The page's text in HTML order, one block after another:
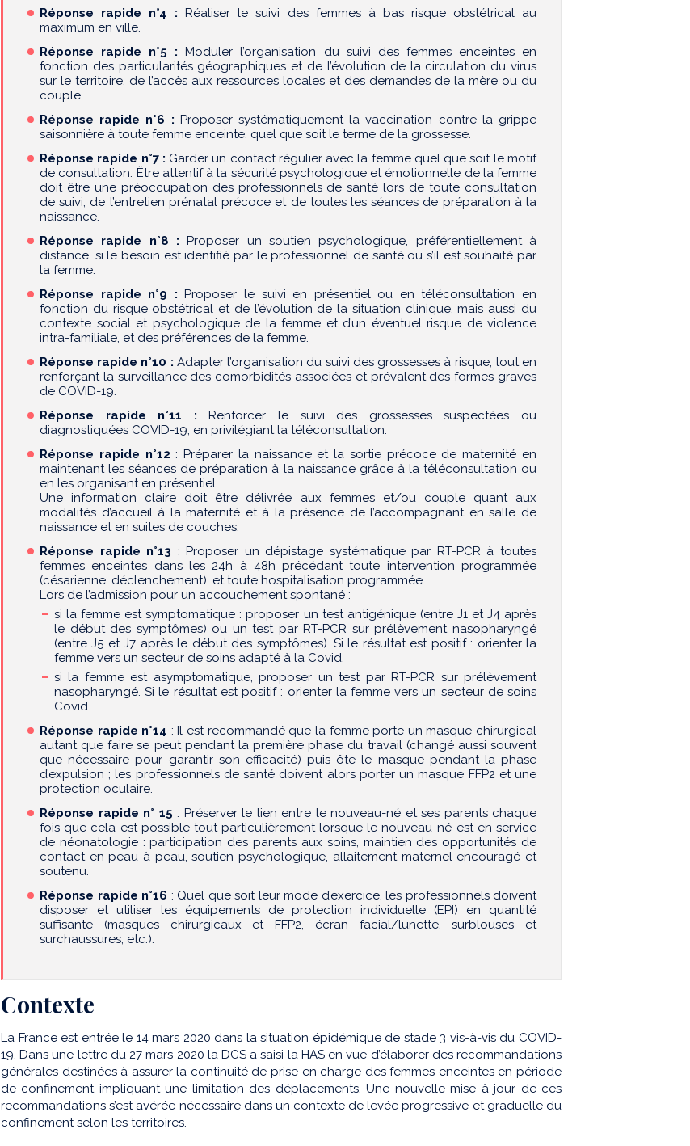
Réponse rapide n°4 :Réaliser le suivi des femmes à bas risque obstétrical au
maximum en ville.
Réponse rapide n°5 : Moduler l’organisation du suivi des femmes enceintes en
fonction des particularités géographiques et de l’évolution de la circulation du virus
sur le territoire, de l’accès aux ressources locales et des demandes de la mère ou du
couple.
Réponse rapide n°6 : Proposer systématiquement la vaccination contre la grippe
saisonnière à toute femme enceinte, quel que soit le terme de la grossesse.
Réponse rapide n°7 : Garder un contact régulier avec la femme quel que soit le motif
de consultation. Être attentif à la sécurité psychologique et émotionnelle de la femme
doit être une préoccupation des professionnels de santé lors de toute consultation
de suivi, de l’entretien prénatal précoce et de toutes les séances de préparation à la
naissance.
Réponse rapide n°8 :Proposer un soutien psychologique, préférentiellement à
distance, si le besoin est identifié par le professionnel de santé ou s’il est souhaité par
la femme.
Réponse rapide n°9 :Proposer le suivi en présentiel ou en téléconsultation en
fonction du risque obstétrical et de l’évolution de la situation clinique, mais aussi du
contexte social et psychologique de la femme et d’un éventuel risque de violence
intra-familiale, et des préférences de la femme.
Réponse rapide n°10 : Adapter l’organisation du suivi des grossesses à risque, tout en
renforçant la surveillance des comorbidités associées et prévalent des formes graves
de COVID-19.
Réponse rapide n°11 :Renforcer le suivi des grossesses suspectées ou
diagnostiquées COVID-19, en privilégiant la téléconsultation.
Réponse rapide n°12: Préparer la naissance et la sortie précoce de maternité en
maintenant les séances de préparation à la naissance grâce à la téléconsultation ou
en les organisant en présentiel.
Une information claire doit être délivrée aux femmes et/ou couple quant aux
modalités d’accueil à la maternité et à la présence de l’accompagnant en salle de
naissance et en suites de couches.
Réponse rapide n°13 : Proposer un dépistage systématique par RT-PCR à toutes
femmes enceintes dans les 24h à 48h précédant toute intervention programmée
(césarienne, déclenchement), et toute hospitalisation programmée.
Lors de l’admission pour un accouchement spontané :
si la femme est symptomatique : proposer un test antigénique (entre J1 et J4 après
le début des symptômes) ou un test par RT-PCR sur prélèvement nasopharyngé
(entre J5 et J7 après le début des symptômes). Si le résultat est positif : orienter la
femme vers un secteur de soins adapté à la Covid.
si la femme est asymptomatique, proposer un test par RT-PCR sur prélèvement
nasopharyngé. Si le résultat est positif : orienter la femme vers un secteur de soins
Covid.
Réponse rapide n°14 : Il est recommandé que la femme porte un masque chirurgical
autant que faire se peut pendant la première phase du travail (changé aussi souvent
que nécessaire pour garantir son efficacité) puis ôte le masque pendant la phase
d’expulsion ; les professionnels de santé doivent alors porter un masque FFP2 et une
protection oculaire.
Réponse rapide n° 15 : Préserver le lien entre le nouveau-né et ses parents chaque
fois que cela est possible tout particulièrement lorsque le nouveau-né est en service
de néonatologie : participation des parents aux soins, maintien des opportunités de
contact en peau à peau, soutien psychologique, allaitement maternel encouragé et
soutenu.
Réponse rapide n°16 : Quel que soit leur mode d’exercice, les professionnels doivent
disposer et utiliser les équipements de protection individuelle (EPI) en quantité
suffisante (masques chirurgicaux et FFP2, écran facial/lunette, surblouses et
surchaussures, etc.).
Contexte
La France est entrée le 14 mars 2020 dans la situation épidémique de stade 3 vis-à-vis du COVID-
19. Dans une lettre du 27 mars 2020 la DGS a saisi la HAS en vue d’élaborer des recommandations
générales destinées à assurer la continuité de prise en charge des femmes enceintes en période
de confinement impliquant une limitation des déplacements. Une nouvelle mise à jour de ces
recommandations s’est avérée nécessaire dans un contexte de levée progressive et graduelle du
confinement selon les territoires.